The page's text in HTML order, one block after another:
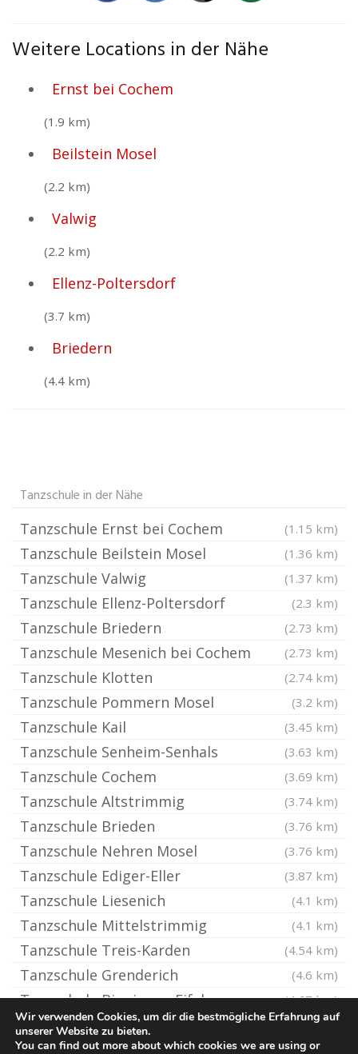
Weitere Locations in der Nähe
Ernst bei Cochem
(1.9 km)
Beilstein Mosel
(2.2 km)
Valwig
(2.2 km)
Ellenz-Poltersdorf
(3.7 km)
Briedern
(4.4 km)
Tanzschule in der Nähe
Tanzschule Ernst bei Cochem (1.15 km)
Tanzschule Beilstein Mosel (1.36 km)
Tanzschule Valwig (1.37 km)
Tanzschule Ellenz-Poltersdorf (2.3 km)
Tanzschule Briedern (2.73 km)
Tanzschule Mesenich bei Cochem (2.73 km)
Tanzschule Klotten (2.74 km)
Tanzschule Pommern Mosel (3.2 km)
Tanzschule Kail (3.45 km)
Tanzschule Senheim-Senhals (3.63 km)
Tanzschule Cochem (3.69 km)
Tanzschule Altstrimmig (3.74 km)
Tanzschule Brieden (3.76 km)
Tanzschule Nehren Mosel (3.76 km)
Tanzschule Ediger-Eller (3.87 km)
Tanzschule Liesenich (4.1 km)
Tanzschule Mittelstrimmig (4.1 km)
Tanzschule Treis-Karden (4.54 km)
Tanzschule Grenderich (4.6 km)
Tanzschule Binningen Eifel (4.67 km)
Wir verwenden Cookies, um dir die bestmögliche Erfahrung auf
unserer Website zu bieten.
You can find out more about which cookies we are using or